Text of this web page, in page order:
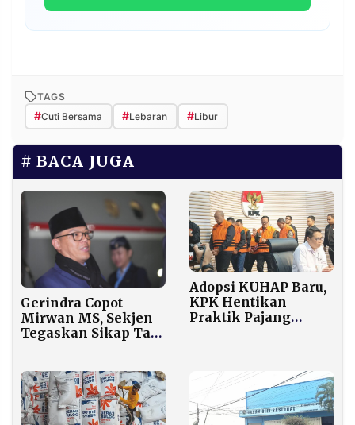
TAGS
#Cuti Bersama #Lebaran #Libur
BACA JUGA
Gerindra Copot
Mirwan MS, Sekjen
Tegaskan Sikap Tak
Adopsi KUHAP Baru,
KPK Hentikan
Praktik Pajang